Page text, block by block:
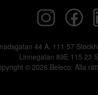
44 A, 111 57
Linnegatan 89E 115 23
© 2026 Beleco. Alla